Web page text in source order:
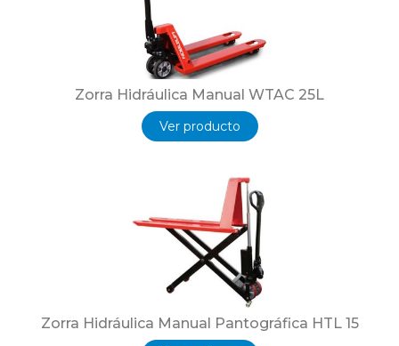
Zorra Hidráulica Manual WTAC 25L
Ver producto
Zorra Hidráulica Manual Pantográfica HTL 15